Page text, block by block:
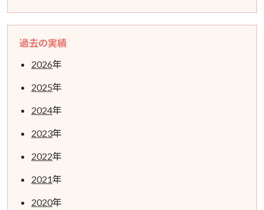
過去の実績
2026年
2025年
2024年
2023年
2022年
2021年
2020年